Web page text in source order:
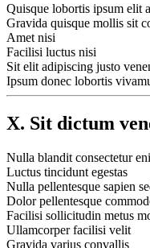
Quisque lobortis ipsum elit
Gravida quisque mollis sit
Amet nisi
Facilisi luctus nisi
Sit elit adipiscing justo
Ipsum donec lobortis
X. Sit dictum
Nulla blandit consectetur
Luctus tincidunt egestas
Nulla pellentesque sapien
Dolor pellentesque
Facilisi sollicitudin metus
Ullamcorper facilisi velit
Gravida varius convallis